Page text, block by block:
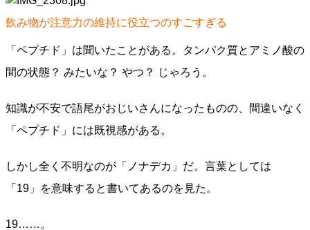
飲み物が注意力の維持に役立つのすごすぎる
「ペプチド」は聞いたことがある。タンパク質とアミノ酸の
間の状態？ みたいな？ やつ？ じゃろう。
知識が不安で語尾がおじいさんになったものの、間違いなく
「ペプチド」には既視感がある。
しかし全く不明なのが「ノナデカ」だ。言葉としては
「19」を意味すると書いてあるのを見た。
19……。